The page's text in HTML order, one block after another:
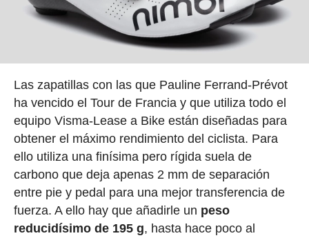
Las zapatillas con las que Pauline Ferrand-Prévot
ha vencido el Tour de Francia y que utiliza todo el
equipo Visma-Lease a Bike están diseñadas para
obtener el máximo rendimiento del ciclista. Para
ello utiliza una finísima pero rígida suela de
carbono que deja apenas 2 mm de separación
entre pie y pedal para una mejor transferencia de
fuerza. A ello hay que añadirle un peso
reducidísimo de 195 g, hasta hace poco al